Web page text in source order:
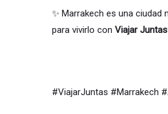
✨ Marrakech es una ciudad
para vivirlo conViajar Juntas
#ViajarJuntas #Marrakech